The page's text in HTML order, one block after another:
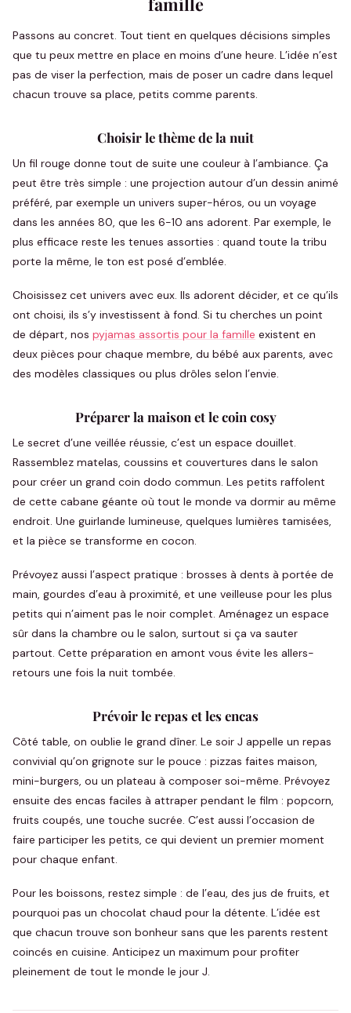
Passons au concret. Tout tient en quelques décisions simples
que tu peux mettre en place en moins d’une heure. L’idée n’est
pas de viser la perfection, mais de poser un cadre dans lequel
chacun trouve sa place, petits comme parents.
Choisir le thème de la nuit
Un fil rouge donne tout de suite une couleur à l’ambiance. Ça
peut être très simple : une projection autour d’un dessin animé
préféré, par exemple un univers super-héros, ou un voyage
dans les années 80, que les 6-10 ans adorent. Par exemple, le
plus efficace reste les tenues assorties : quand toute la tribu
porte la même, le ton est posé d’emblée.
Choisissez cet univers avec eux. Ils adorent décider, et ce qu’ils
ont choisi, ils s’y investissent à fond. Si tu cherches un point
de départ, nos pyjamas assortis pour la famille existent en
deux pièces pour chaque membre, du bébé aux parents, avec
des modèles classiques ou plus drôles selon l’envie.
Préparer la maison et le coin cosy
Le secret d’une veillée réussie, c’est un espace douillet.
Rassemblez matelas, coussins et couvertures dans le salon
pour créer un grand coin dodo commun. Les petits raffolent
de cette cabane géante où tout le monde va dormir au même
endroit. Une guirlande lumineuse, quelques lumières tamisées,
et la pièce se transforme en cocon.
Prévoyez aussi l’aspect pratique : brosses à dents à portée de
main, gourdes d’eau à proximité, et une veilleuse pour les plus
petits qui n’aiment pas le noir complet. Aménagez un espace
sûr dans la chambre ou le salon, surtout si ça va sauter
partout. Cette préparation en amont vous évite les allers-
retours une fois la nuit tombée.
Prévoir le repas et les encas
Côté table, on oublie le grand dîner. Le soir J appelle un repas
convivial qu’on grignote sur le pouce : pizzas faites maison,
mini-burgers, ou un plateau à composer soi-même. Prévoyez
ensuite des encas faciles à attraper pendant le film : popcorn,
fruits coupés, une touche sucrée. C’est aussi l’occasion de
faire participer les petits, ce qui devient un premier moment
pour chaque enfant.
Pour les boissons, restez simple : de l’eau, des jus de fruits, et
pourquoi pas un chocolat chaud pour la détente. L’idée est
que chacun trouve son bonheur sans que les parents restent
coincés en cuisine. Anticipez un maximum pour profiter
pleinement de tout le monde le jour J.